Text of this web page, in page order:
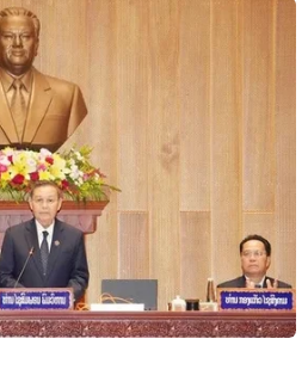
Thị Việt Nga, Phó Trưởng đoàn
Quốc hội tỉnh Hải Dương. (Ảnh: